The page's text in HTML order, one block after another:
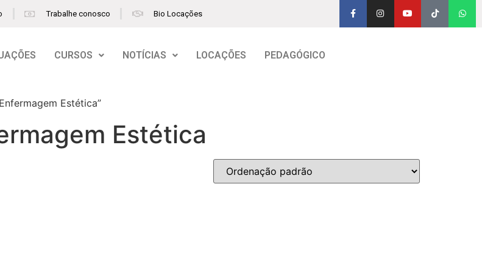
Trabalhe conosco Bio Locações
CURSOS NOTÍCIAS LOCAÇÕES PEDAGÓGICO
Estética”
Estética